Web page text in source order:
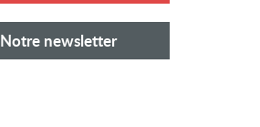
Notre newsletter